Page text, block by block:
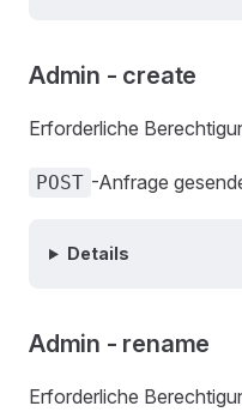
Admin - create
Erforderliche
POST -Anfrage
Details
Admin - rename
Erforderliche